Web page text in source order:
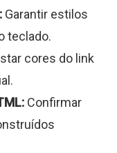
Garantir estilos
teclado.
cores do link
Confirmar